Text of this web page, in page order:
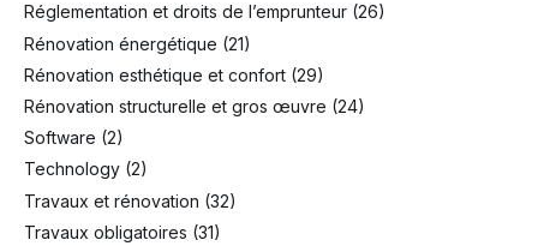
Réglementation et droits de l’emprunteur (26)
Rénovation énergétique (21)
Rénovation esthétique et confort (29)
Rénovation structurelle et gros œuvre (24)
Software (2)
Technology (2)
Travaux et rénovation (32)
Travaux obligatoires (31)